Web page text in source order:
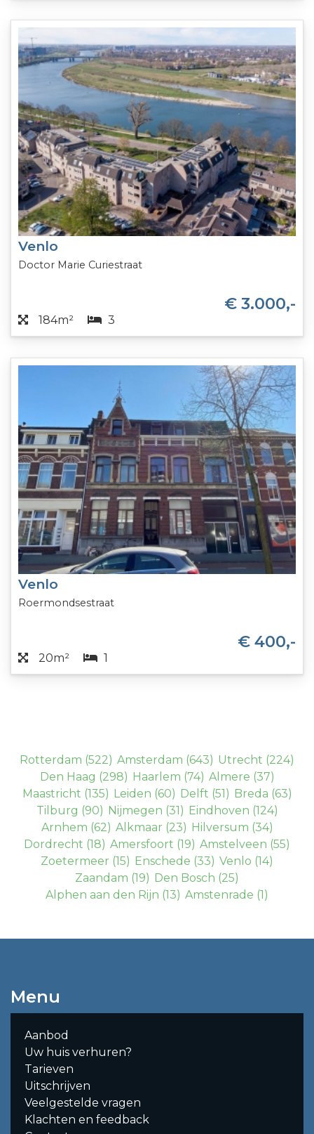
Venlo
Doctor Marie Curiestraat
€ 3.000,-
184m² 3
Venlo
Roermondsestraat
€ 400,-
20m² 1
Rotterdam (522) Amsterdam (643) Utrecht (224)
Den Haag (298) Haarlem (74) Almere (37)
Maastricht (135) Leiden (60) Delft (51) Breda (63)
Tilburg (90) Nijmegen (31) Eindhoven (124)
Arnhem (62) Alkmaar (23) Hilversum (34)
Dordrecht (18) Amersfoort (19) Amstelveen (55)
Zoetermeer (15) Enschede (33) Venlo (14)
Zaandam (19) Den Bosch (25)
Alphen aan den Rijn (13) Amstenrade (1)
Menu
Aanbod
Uw huis verhuren?
Tarieven
Uitschrijven
Veelgestelde vragen
Klachten en feedback